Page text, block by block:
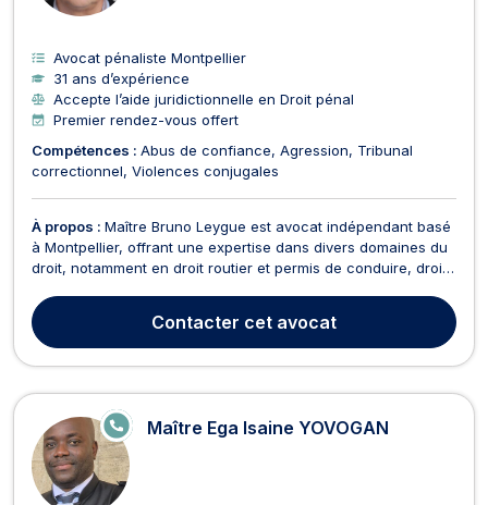
Avocat pénaliste Montpellier
31 ans d’expérience
Accepte l’aide juridictionnelle en Droit pénal
Premier rendez-vous offert
Compétences : Abus de confiance Agression
Tribunal
correctionnel Violences conjugales
À propos : Maître Bruno Leygue est avocat indépendant basé
à Montpellier, offrant une expertise dans divers domaines du
droit, notamment en droit routier et permis de conduire, droit
divorce, droit civil, et droit de la chasse . Réactif et
pragmatique, Maître Bruno Leygue s'engage...
Contacter cet avocat
Maître Ega Isaine YOVOGAN
E
N
LI
G
N
E